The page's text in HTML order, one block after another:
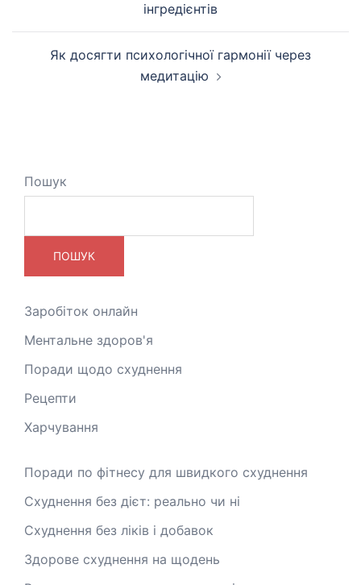
запису
інгредієнтів
Як досягти психологічної гармонії через
медитацію
Пошук
ПОШУК
Заробіток онлайн
Ментальне здоров'я
Поради щодо схуднення
Рецепти
Харчування
Поради по фітнесу для швидкого схуднення
Схуднення без дієт: реально чи ні
Схуднення без ліків і добавок
Здорове схуднення на щодень